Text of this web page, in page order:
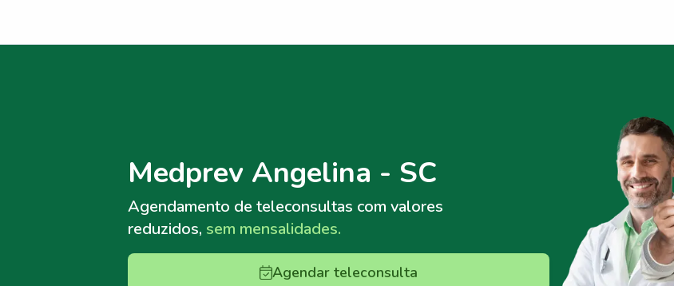
Medprev Angelina - SC
Agendamento de teleconsultas com valores
reduzidos, sem mensalidades.
Agendar teleconsulta